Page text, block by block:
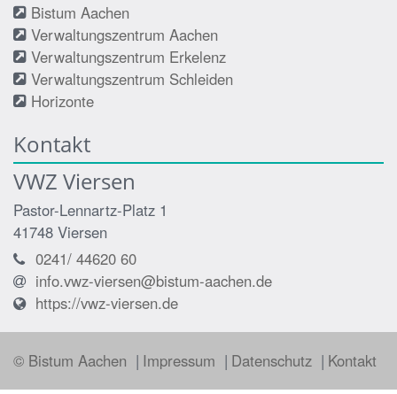
Bistum Aachen
Verwaltungszentrum Aachen
Verwaltungszentrum Erkelenz
Verwaltungszentrum Schleiden
Horizonte
Kontakt
VWZ Viersen
Pastor-Lennartz-Platz 1
41748 Viersen
0241/ 44620 60
info.vwz-viersen@bistum-aachen.de
https://vwz-viersen.de
© Bistum Aachen Impressum Datenschutz Kontakt